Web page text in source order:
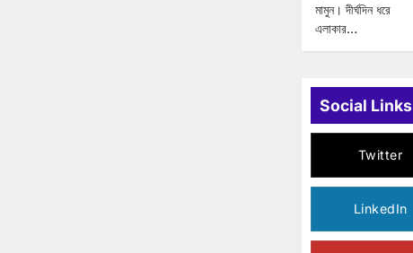
মামুন। দীর্ঘদিন ধরে
এলাকার…
Social Links
Twitter
LinkedIn